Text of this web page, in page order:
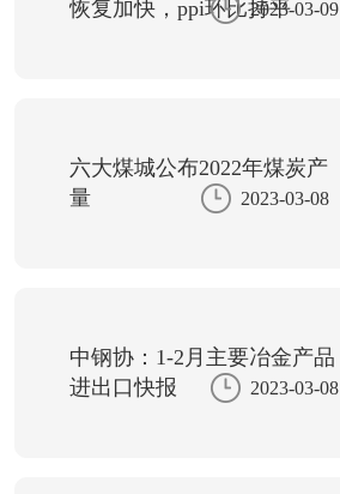
恢复加快，ppi环比持平2023-03-09
六大煤城公布2022年煤炭产
量
2023-03-08
中钢协：1-2月主要冶金产品
进出口快报
2023-03-08